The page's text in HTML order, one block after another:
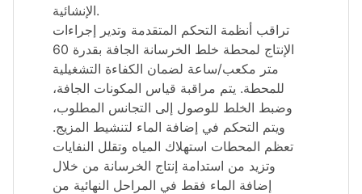
الإنشائية.
تراقب أنظمة التحكم المتقدمة وتدير إجراءات
الإنتاج لمحطة خلط الخرسانة الجافة بقدرة 60
متر مكعب/ساعة لضمان الكفاءة التشغيلية
للمحطة. يتم مراقبة قياس المكونات الجافة،
وضبط الخلط للوصول إلى التجانس المطلوب،
ويتم التحكم في إضافة الماء لتنشيط المزيج.
تعظم المحطات استهلاك المياه وتقلل النفايات
وتزيد من استدامة إنتاج الخرسانة من خلال
إضافة الماء فقط في المراحل النهائية من